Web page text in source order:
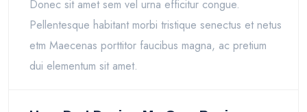
Donec sit amet sem vel urna efficitur congue.
Pellentesque habitant morbi tristique senectus et netus
etm Maecenas porttitor faucibus magna, ac pretium
dui elementum sit amet.